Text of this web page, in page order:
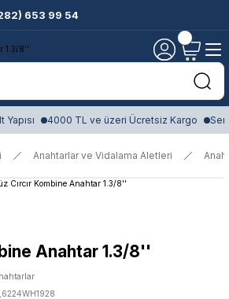
653 99 54
4000 TL ve üzeri Ücretsiz Kargo
Anahtarlar ve Vidalama Aletleri
Anahtar 1.3/8''